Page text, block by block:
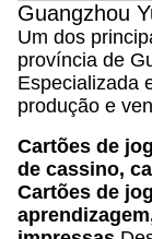
Guangzhou
Um dos
província de
Especializada
produção e
Cartões de
de cassino,
Cartões de